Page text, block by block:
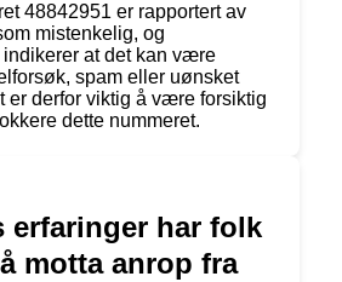
48842951 er rapportert av
mistenkelig, og
indikerer at det kan være
spam eller uønsket
er derfor viktig å være forsiktig
dette nummeret.
erfaringer har folk
motta anrop fra